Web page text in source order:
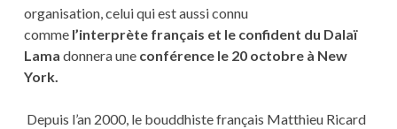
organisation, celui qui est aussi connu
commel’interprète français et le confident du Dalaï
Lama donnera uneconférence le 20 octobre à New
York.
Depuis l’an 2000, le bouddhiste français Matthieu Ricard